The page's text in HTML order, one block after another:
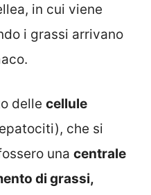
in cui viene
i grassi arrivano
delle cellule
che si
una centrale
di grassi,